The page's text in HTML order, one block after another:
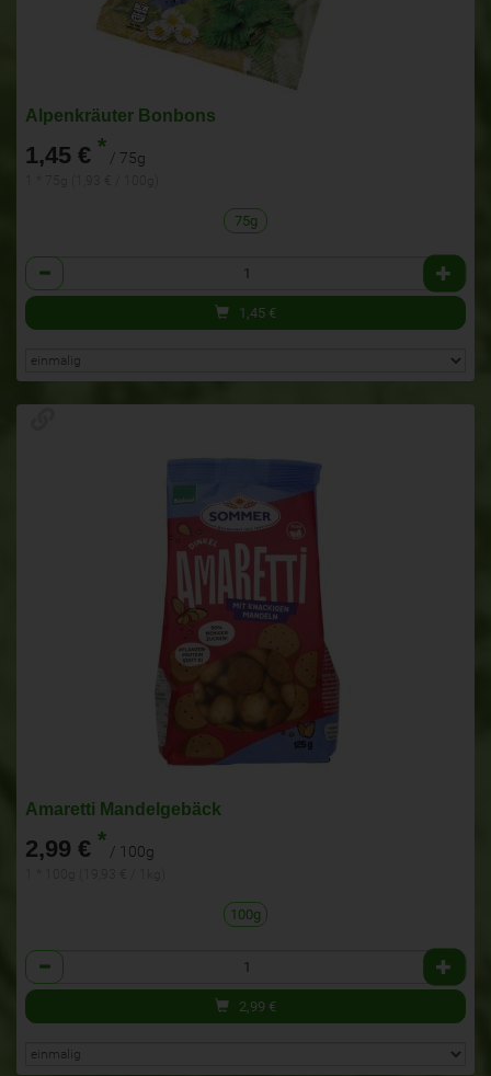
Alpenkräuter Bonbons
1,45 € * / 75g
75g
Anzahl
1,45 €
Amaretti Mandelgebäck
2,99 € * / 100g
100g
Anzahl
2,99 €